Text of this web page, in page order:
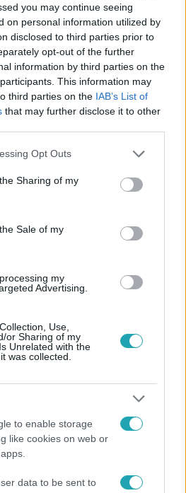
you may continue seeing
on personal information utilized by
disclosed to third parties prior to
opt-out of the further
information by third parties on the
This information may
third parties on the IAB’s List of
that may further disclose it to other
app uses one or more Google
usage behaviour. You may click to
and its third-party tags to
purposes in below Google
Opt Outs
Sharing of my
Sale of my
my
Advertising.
Use,
or Sharing of my
Unrelated with the
was collected.
to enable storage
like cookies on web or
data to be sent to
értesülj a friss
is!
ÁRON #
#PRODUKCIÓ
#TEHETSÉGKUTATÓ